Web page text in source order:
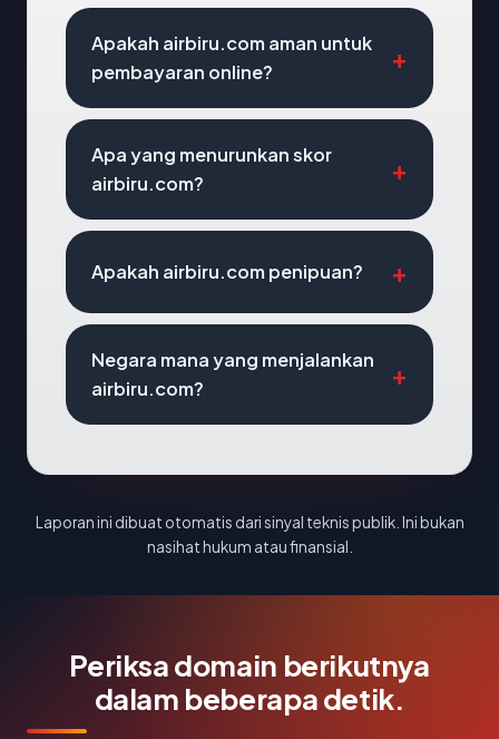
Apakah airbiru.com aman untuk
pembayaran online?
Apa yang menurunkan skor
airbiru.com?
Apakah airbiru.com penipuan?
Negara mana yang menjalankan
airbiru.com?
Laporan ini dibuat otomatis dari sinyal teknis publik. Ini bukan
nasihat hukum atau finansial.
Periksa domain berikutnya
dalam beberapa detik.